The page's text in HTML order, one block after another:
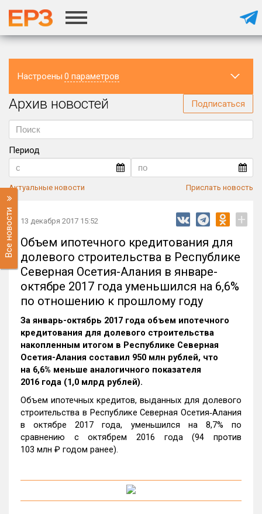
Настроены 0 параметров
Регион
Архив новостей Подписаться
Период
Актуальные новости Прислать новость
Все новости 13 декабря 2017 15:52 +
Объем ипотечного кредитования для
долевого строительства в Республике
Северная Осетия-Алания в январе-
октябре 2017 года уменьшился на 6,6%
по отношению к прошлому году
За январь-октябрь 2017 года объем ипотечного
кредитования для долевого строительства
накопленным итогом в Республике Северная
Осетия-Алания составил 950 млн рублей, что
на 6,6% меньше аналогичного показателя
2016 года (1,0 млрд рублей).
Объем ипотечных кредитов, выданных для долевого
строительства в Республике Северная Осетия‑Алания
в октябре 2017 года, уменьшился на 8,7% по
сравнению с октябрем 2016 года (94 против
103 млн ₽ годом ранее).